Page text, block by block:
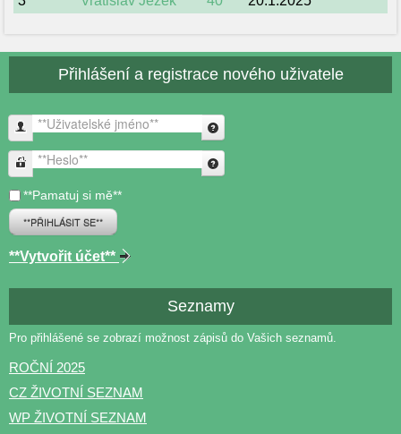
Přihlášení a registrace nového uživatele
**Uživatelské jméno**
**Heslo**
**Pamatuj si mě**
**PŘIHLÁSIT SE**
**Vytvořit účet**
Seznamy
Pro přihlášené se zobrazí možnost zápisů do Vašich seznamů.
ROČNÍ 2025
CZ ŽIVOTNÍ SEZNAM
WP ŽIVOTNÍ SEZNAM